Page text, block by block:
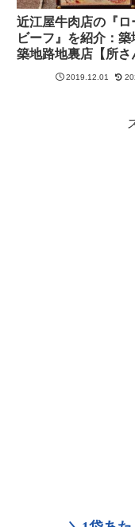
近江屋牛肉店の『ロ
ビーフ』を紹介：築
築地路地裏店【所さ
けモノです！】
2019.12.01